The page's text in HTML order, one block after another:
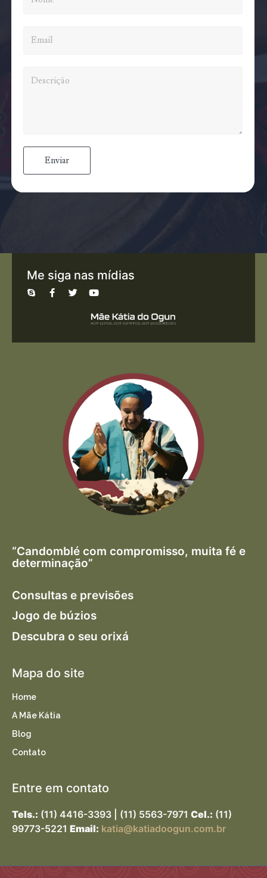
Enviar
Me siga nas mídias
“Candomblé com compromisso, muita fé e
determinação”
Consultas e previsões
Jogo de búzios
Descubra o seu orixá
Mapa do site
Home
A Mãe Kátia
Blog
Contato
Entre em contato
Tels.: (11) 4416-3393 | (11) 5563-7971 Cel.: (11)
99773-5221 Email: katia@katiadoogun.com.br